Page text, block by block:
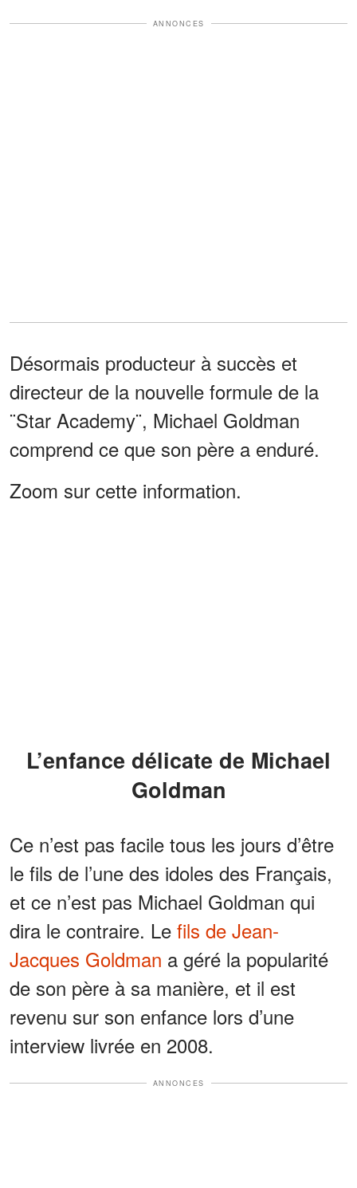
ANNONCES
Désormais producteur à succès et
directeur de la nouvelle formule de la
¨Star Academy¨, Michael Goldman
comprend ce que son père a enduré.
Zoom sur cette information.
L’enfance délicate de Michael
Goldman
Ce n’est pas facile tous les jours d’être
le fils de l’une des idoles des Français,
et ce n’est pas Michael Goldman qui
dira le contraire. Le fils de Jean-
Jacques Goldman a géré la popularité
de son père à sa manière, et il est
revenu sur son enfance lors d’une
interview livrée en 2008.
ANNONCES